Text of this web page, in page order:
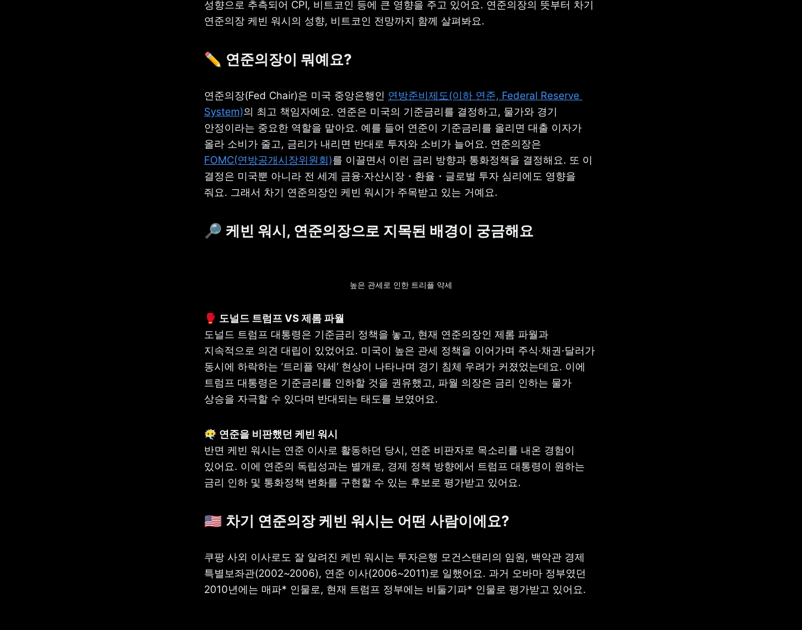
성향으로 추측되어 CPI, 비트코인 등에 큰 영향을 주고 있어요. 연준의장의 뜻부터 차기
연준의장 케빈 워시의 성향, 비트코인 전망까지 함께 살펴봐요.
✏️ 연준의장이 뭐예요?
연준의장(Fed Chair)은 미국 중앙은행인 연방준비제도(이하 연준, Federal Reserve
System)의 최고 책임자예요. 연준은 미국의 기준금리를 결정하고, 물가와 경기
안정이라는 중요한 역할을 맡아요. 예를 들어 연준이 기준금리를 올리면 대출 이자가
FOMC(연방공개시장위원회)를 이끌면서 이런 금리 방향과 통화정책을 결정해요. 또 이
결정은 미국뿐 아니라 전 세계 금융·자산시장・환율・글로벌 투자 심리에도 영향을
줘요. 그래서 차기 연준의장인 케빈 워시가 주목받고 있는 거예요.
🔎 케빈 워시, 연준의장으로 지목된 배경이 궁금해요
높은 관세로 인한 트리플 약세
도널드 트럼프 대통령은 기준금리 정책을 놓고, 현재 연준의장인 제롬 파월과
지속적으로 의견 대립이 있었어요. 미국이 높은 관세 정책을 이어가며 주식·채권·달러가
동시에 하락하는 ‘트리플 약세’ 현상이 나타나며 경기 침체 우려가 커졌었는데요. 이에
트럼프 대통령은 기준금리를 인하할 것을 권유했고, 파월 의장은 금리 인하는 물가
상승을 자극할 수 있다며 반대되는 태도를 보였어요.
반면 케빈 워시는 연준 이사로 활동하던 당시, 연준 비판자로 목소리를 내온 경험이
있어요. 이에 연준의 독립성과는 별개로, 경제 정책 방향에서 트럼프 대통령이 원하는
금리 인하 및 통화정책 변화를 구현할 수 있는 후보로 평가받고 있어요.
🇺🇸 차기 연준의장 케빈 워시는 어떤 사람이에요?
쿠팡 사외 이사로도 잘 알려진 케빈 워시는 투자은행 모건스탠리의 임원, 백악관 경제
특별보좌관(2002~2006), 연준 이사(2006~2011)로 일했어요. 과거 오바마 정부였던
2010년에는 매파* 인물로, 현재 트럼프 정부에는 비둘기파* 인물로 평가받고 있어요.